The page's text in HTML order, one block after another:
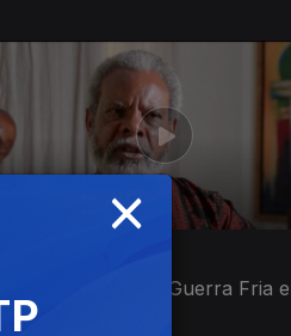
Angola e o Fim da Guerra Fria
África
×